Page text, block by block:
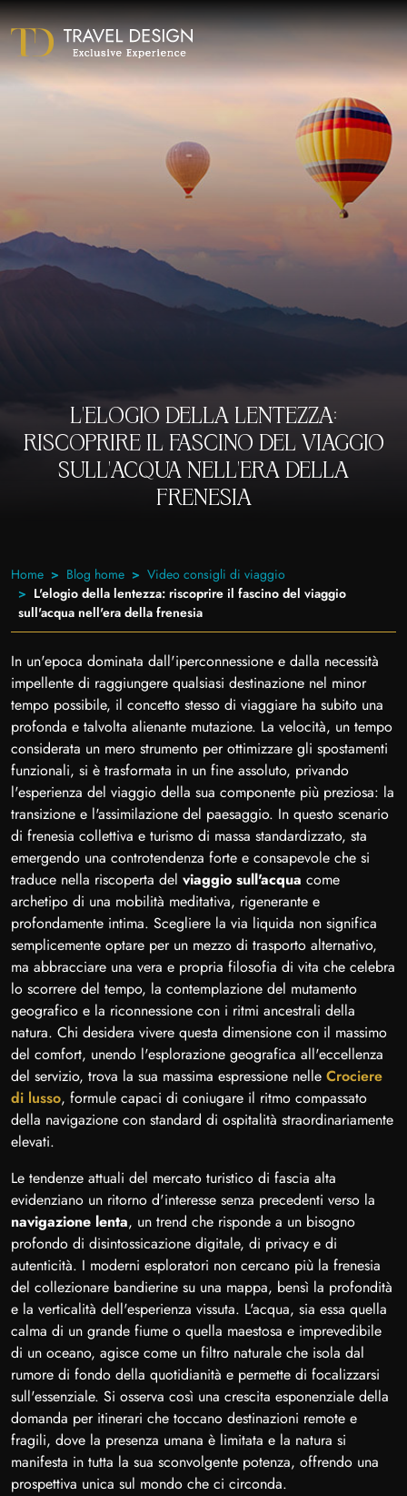
L'ELOGIO DELLA LENTEZZA:
RISCOPRIRE IL FASCINO DEL VIAGGIO
SULL'ACQUA NELL'ERA DELLA
FRENESIA
Home Blog home
Video consigli di viaggio
L'elogio della lentezza: riscoprire il fascino del viaggio
sull'acqua nell'era della frenesia
In un'epoca dominata dall'iperconnessione e dalla necessità
impellente di raggiungere qualsiasi destinazione nel minor
tempo possibile, il concetto stesso di viaggiare ha subito una
profonda e talvolta alienante mutazione. La velocità, un tempo
considerata un mero strumento per ottimizzare gli spostamenti
funzionali, si è trasformata in un fine assoluto, privando
l'esperienza del viaggio della sua componente più preziosa: la
transizione e l'assimilazione del paesaggio. In questo scenario
di frenesia collettiva e turismo di massa standardizzato, sta
emergendo una controtendenza forte e consapevole che si
traduce nella riscoperta del viaggio sull'acqua come
archetipo di una mobilità meditativa, rigenerante e
profondamente intima. Scegliere la via liquida non significa
semplicemente optare per un mezzo di trasporto alternativo,
ma abbracciare una vera e propria filosofia di vita che celebra
lo scorrere del tempo, la contemplazione del mutamento
geografico e la riconnessione con i ritmi ancestrali della
natura. Chi desidera vivere questa dimensione con il massimo
del comfort, unendo l'esplorazione geografica all'eccellenza
del servizio, trova la sua massima espressione nelle Crociere
di lusso, formule capaci di coniugare il ritmo compassato
della navigazione con standard di ospitalità straordinariamente
elevati.
Le tendenze attuali del mercato turistico di fascia alta
evidenziano un ritorno d'interesse senza precedenti verso la
navigazione lenta, un trend che risponde a un bisogno
profondo di disintossicazione digitale, di privacy e di
autenticità. I moderni esploratori non cercano più la frenesia
del collezionare bandierine su una mappa, bensì la profondità
e la verticalità dell'esperienza vissuta. L'acqua, sia essa quella
calma di un grande fiume o quella maestosa e imprevedibile
di un oceano, agisce come un filtro naturale che isola dal
rumore di fondo della quotidianità e permette di focalizzarsi
sull'essenziale. Si osserva così una crescita esponenziale della
domanda per itinerari che toccano destinazioni remote e
fragili, dove la presenza umana è limitata e la natura si
manifesta in tutta la sua sconvolgente potenza, offrendo una
prospettiva unica sul mondo che ci circonda.